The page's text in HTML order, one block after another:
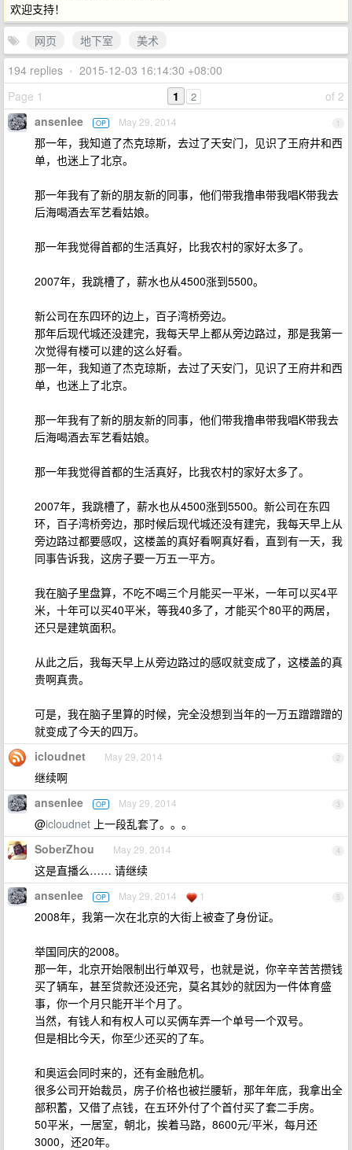
欢迎支持！
网页
地下室
美术
194 replies • 2015-12-03 16:14:30 +08:00
Page 1
of 2
1 2
1
ansenlee OP May 29, 2014
那一年，我知道了杰克琼斯，去过了天安门，见识了王府井和西
单，也迷上了北京。
那一年我有了新的朋友新的同事，他们带我撸串带我唱K带我去
后海喝酒去军艺看姑娘。
那一年我觉得首都的生活真好，比我农村的家好太多了。
2007年，我跳槽了，薪水也从4500涨到5500。
新公司在东四环的边上，百子湾桥旁边。
那年后现代城还没建完，我每天早上都从旁边路过，那是我第一
次觉得有楼可以建的这么好看。
那一年，我知道了杰克琼斯，去过了天安门，见识了王府井和西
单，也迷上了北京。
那一年我有了新的朋友新的同事，他们带我撸串带我唱K带我去
后海喝酒去军艺看姑娘。
那一年我觉得首都的生活真好，比我农村的家好太多了。
2007年，我跳槽了，薪水也从4500涨到5500。新公司在东四
环，百子湾桥旁边，那时候后现代城还没有建完，我每天早上从
旁边路过都要感叹，这楼盖的真好看啊真好看，直到有一天，我
同事告诉我，这房子要一万五一平方。
我在脑子里盘算，不吃不喝三个月能买一平米，一年可以买4平
米，十年可以买40平米，等我40多了，才能买个80平的两居，
还只是建筑面积。
从此之后，我每天早上从旁边路过的感叹就变成了，这楼盖的真
贵啊真贵。
可是，我在脑子里算的时候，完全没想到当年的一万五蹭蹭蹭的
就变成了今天的四万。
2
icloudnet May 29, 2014
继续啊
3
ansenlee OP May 29, 2014
@icloudnet 上一段乱套了。。。
4
SoberZhou May 29, 2014
这是直播么…… 请继续
5
ansenlee OP May 29, 2014 1
2008年，我第一次在北京的大街上被查了身份证。
举国同庆的2008。
那一年，北京开始限制出行单双号，也就是说，你辛辛苦苦攒钱
买了辆车，甚至贷款还没还完，莫名其妙的就因为一件体育盛
事，你一个月只能开半个月了。
当然，有钱人和有权人可以买俩车弄一个单号一个双号。
但是相比今天，你至少还买的了车。
和奥运会同时来的，还有金融危机。
很多公司开始裁员，房子价格也被拦腰斩，那年年底，我拿出全
部积蓄，又借了点钱，在五环外付了个首付买了套二手房。
50平米，一居室，朝北，挨着马路，8600元/平米，每月还
3000，还20年。